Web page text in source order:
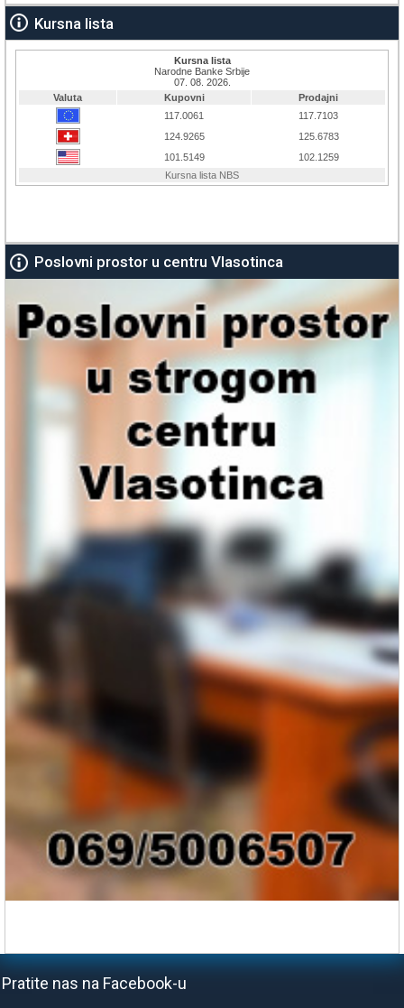
Kursna lista
Poslovni prostor u centru Vlasotinca
Pratite nas na Facebook-u